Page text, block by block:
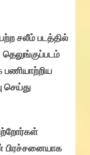
சலீம் படத்தில்
தெலுங்குப்படம்
பணியாற்றிய
செய்து
பிரச்சனையாக